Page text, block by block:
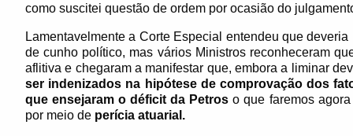
como suscitei questão de ordem por ocasião do
Lamentavelmente a Corte Especial entendeu que
de cunho político, mas vários Ministros reconheceram
aflitiva e chegaram a manifestar que, embora a liminar
ser indenizados na hipótese de comprovação dos
que ensejaram o déficit da Petros o que faremos
por meio de perícia atuarial.